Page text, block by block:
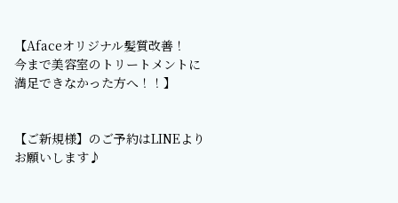
【Afaceオリジナル髪質改善！
今まで美容室のトリートメントに
満足できなかった方へ！！】
【ご新規様】のご予約はLINEより
お願いします♪